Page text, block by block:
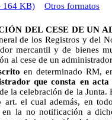
164 KB)
Otros formatos
DEL CESE DE UN
de los Registros y del
mercantil y de bienes
al cese de un
en determinado RM,
que consta en
la celebración de la Junta.
art. el cual además, en
en la no notificación a